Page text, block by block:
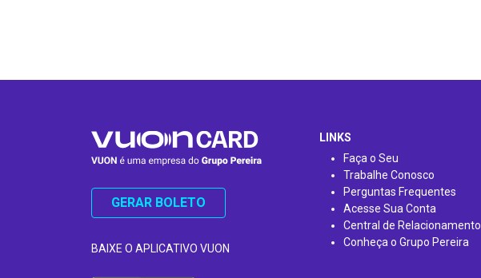
GERAR BOLETO
BAIXE O APLICATIVO VUON
LINKS
Faça o Seu
Trabalhe Conosco
Perguntas Frequentes
Acesse Sua Conta
Central de Relacionamento
Conheça o Grupo Pereira